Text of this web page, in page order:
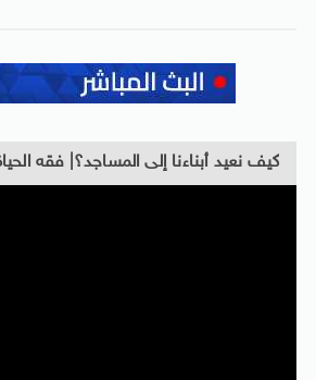
كيف نعيد أبناءنا إلى المساجد؟| فقه